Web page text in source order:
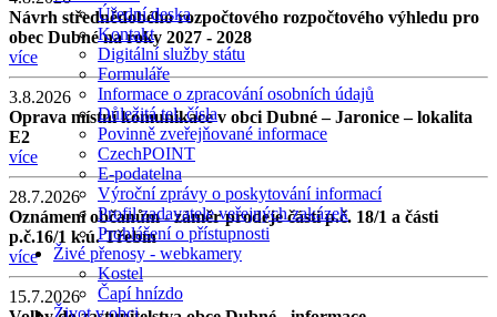
Úřední deska
Kontakt
Digitální služby státu
Formuláře
Informace o zpracování osobních údajů
Důležitá tel. čísla
Povinně zveřejňované informace
CzechPOINT
E-podatelna
Výroční zprávy o poskytování informací
Profil zadavatele veřejných zakázek
Prohlášení o přístupnosti
Živé přenosy - webkamery
Kostel
Čapí hnízdo
Život v obci
Návrh střednědobého rozpočtového rozpočtového výhledu pro
obec Dubné na roky 2027 - 2028
více
3.8.2026
Oprava místní komunikace v obci Dubné – Jaronice – lokalita
E2
více
28.7.2026
Oznámení občanům - záměr prodeje části p.č. 18/1 a části
p.č.16/1 k.ú. Třebín
více
15.7.2026